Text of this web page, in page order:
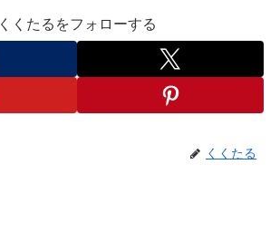
くくたるをフォローする
くくたる